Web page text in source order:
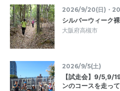
2026/9/20(日)・
シルバーウィーク
大阪府高槻市
2026/9/5(土)
【試走会】9/5,9/
ンのコースを走っ